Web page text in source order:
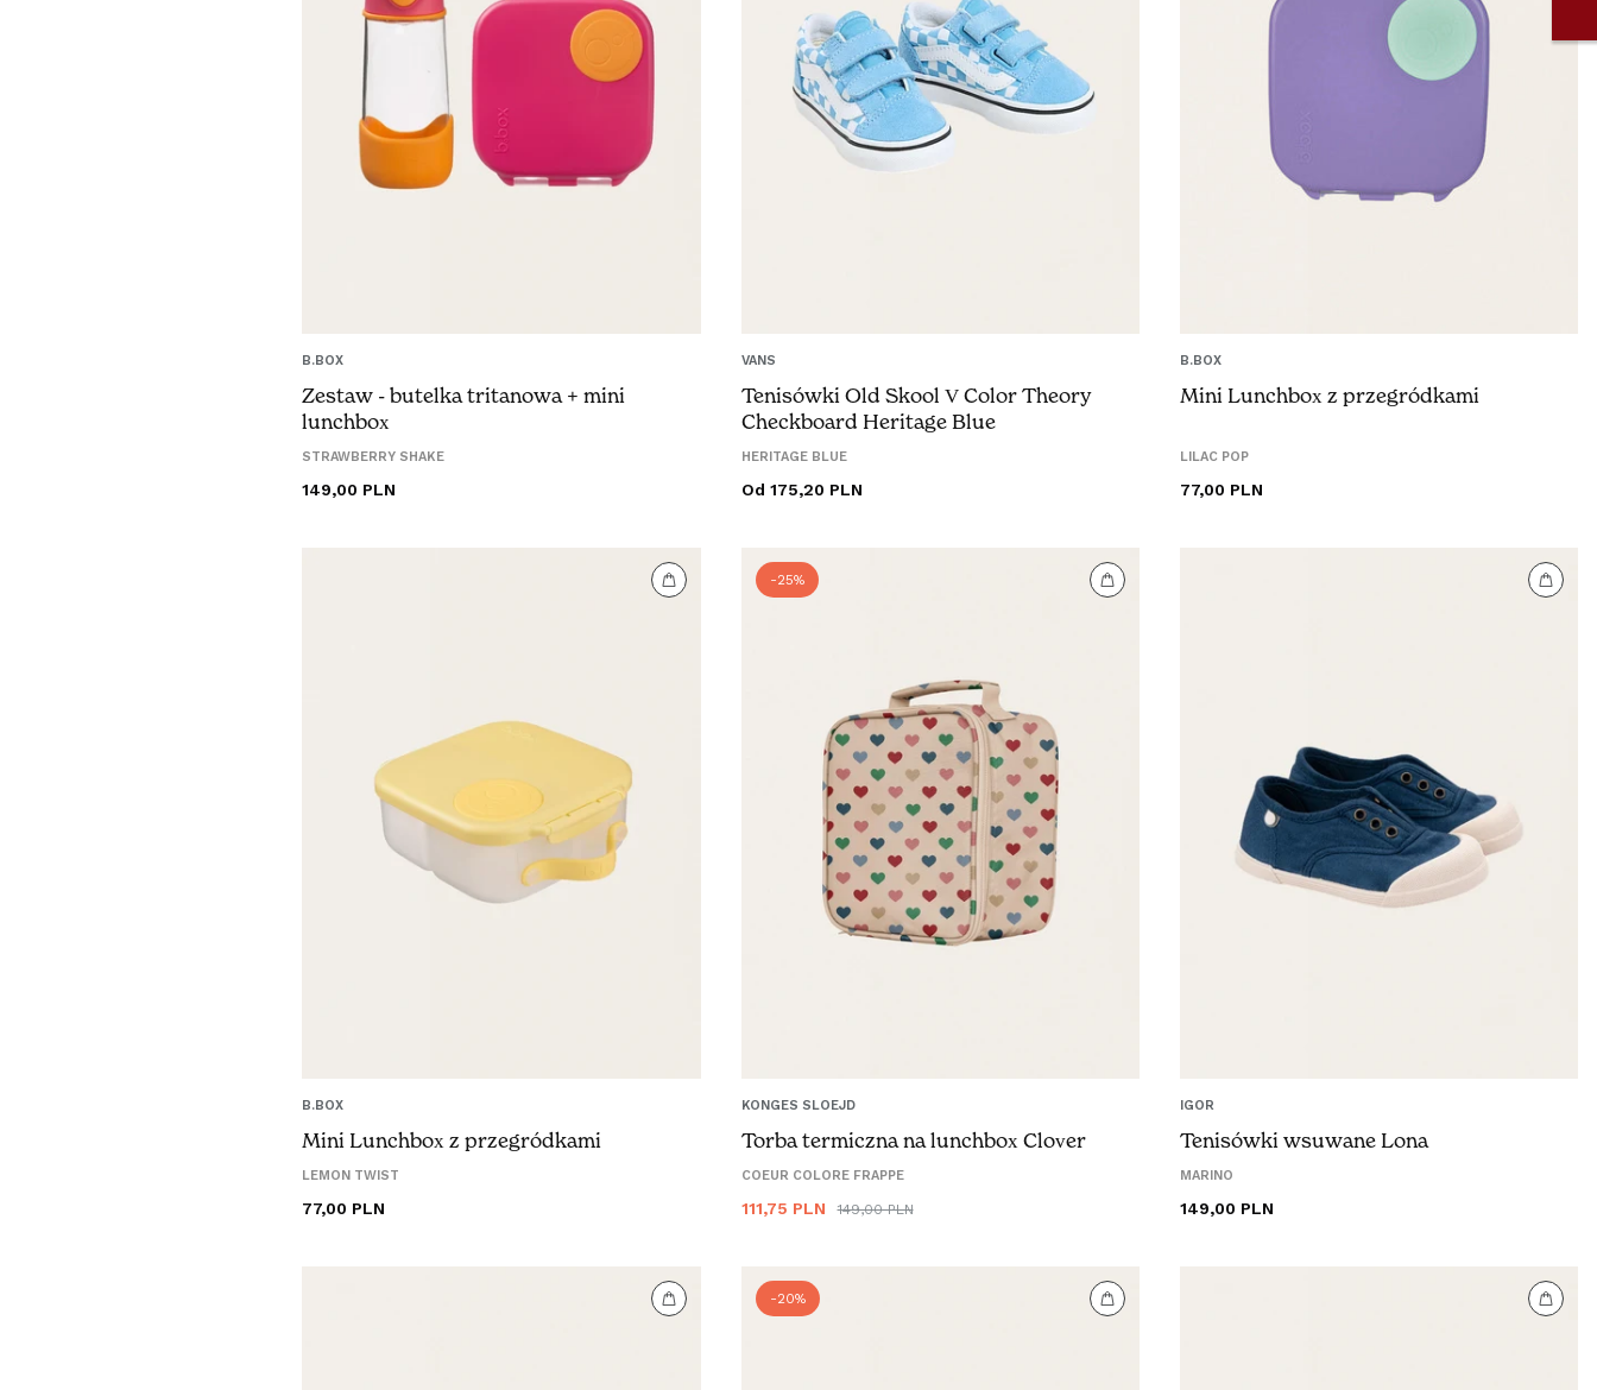
B.BOX
Zestaw - butelka tritanowa + mini
lunchbox
STRAWBERRY SHAKE
Cena
149,00 PLN
VANS
Tenisówki Old Skool V Color Theory
Checkboard Heritage Blue
HERITAGE BLUE
Od 175,20 PLN
B.BOX
Mini Lunchbox z przegródkami
LILAC POP
Cena
77,00 PLN
B.BOX
Mini Lunchbox z przegródkami
LEMON TWIST
Cena
77,00 PLN
-25%
KONGES SLOEJD
Torba termiczna na lunchbox Clover
COEUR COLORE FRAPPE
Cena
111,75 PLN
Cena
149,00 PLN
IGOR
Tenisówki wsuwane Lona
MARINO
Cena
149,00 PLN
-20%